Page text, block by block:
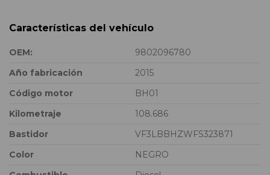
Características del vehículo
OEM:
9802096780
Año fabricación
2015
Código motor
BH01
Kilometraje
108.686
Bastidor
VF3LBBHZWFS323871
Color
NEGRO